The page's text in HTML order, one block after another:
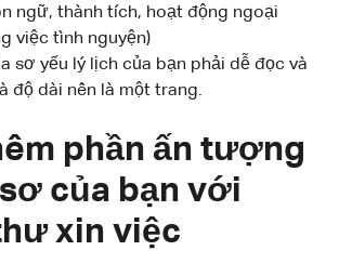
ngữ, thành tích, hoạt động ngoại
việc tình nguyện)
sơ yếu lý lịch của bạn phải dễ đọc và
độ dài nên là một trang.
phần ấn tượng
của bạn với
xin việc